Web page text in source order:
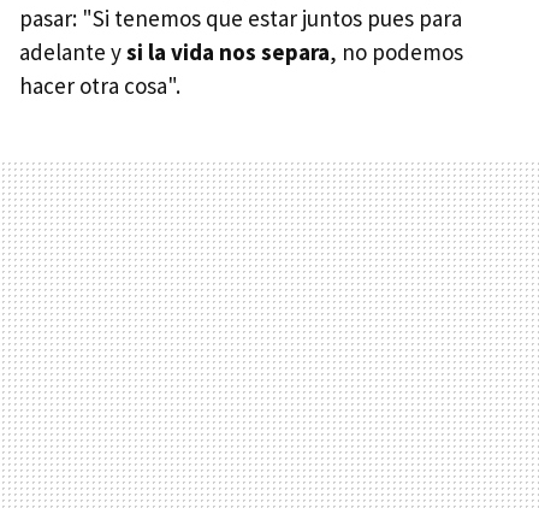
pasar: "Si tenemos que estar juntos pues para
adelante ysi la vida nos separa, no podemos
hacer otra cosa".